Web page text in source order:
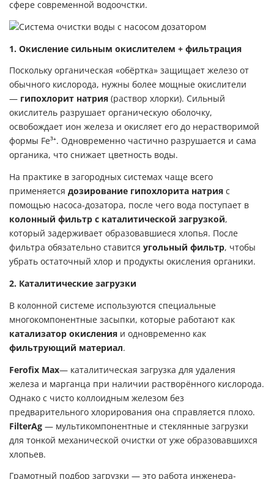
сфере современной водоочстки.
1. Окисление сильным окислителем + фильтрация
Поскольку органическая «обёртка» защищает железо от
обычного кислорода, нужны более мощные окислители
— гипохлорит натрия (раствор хлорки). Сильный
окислитель разрушает органическую оболочку,
освобождает ион железа и окисляет его до нерастворимой
формы Fe³⁺. Одновременно частично разрушается и сама
органика, что снижает цветность воды.
На практике в загородных системах чаще всего
применяется дозирование гипохлорита натрия с
помощью насоса-дозатора, после чего вода поступает в
колонный фильтр с каталитической загрузкой,
который задерживает образовавшиеся хлопья. После
фильтра обязательно ставится угольный фильтр, чтобы
убрать остаточный хлор и продукты окисления органики.
2. Каталитические загрузки
В колонной системе используются специальные
многокомпонентные засыпки, которые работают как
катализатор окисления и одновременно как
фильтрующий материал.
Ferofix Max— каталитическая загрузка для удаления
железа и марганца при наличии растворённого кислорода.
Однако с чисто коллоидным железом без
предварительного хлорирования она справляется плохо.
FilterAg — мультикомпонентные и стеклянные загрузки
для тонкой механической очистки от уже образовавшихся
хлопьев.
Грамотный подбор загрузки — это работа инженера-